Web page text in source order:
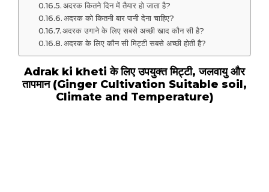
अदरक कितने दिन में तैयार हो जाता है?
अदरक को कितनी बार पानी देना चाहिए?
अदरक उगाने के लिए सबसे अच्छी खाद कौन सी है?
अदरक के लिए कौन सी मिट्टी सबसे अच्छी होती है?
Adrak ki kheti के लिए उपयुक्त मिट्टी, जलवायु और
तापमान (Ginger Cultivation Suitable soil,
Climate and Temperature)